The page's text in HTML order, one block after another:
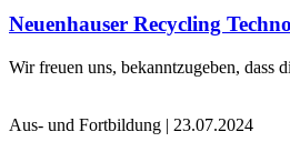
Neuenhauser Recycling
Wir freuen uns, bekanntzugeben, dass
Aus- und Fortbildung | 23.07.2024